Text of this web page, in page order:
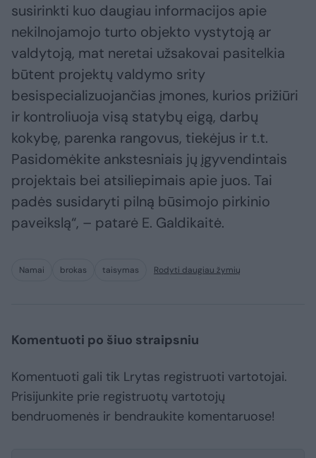
susirinkti kuo daugiau informacijos apie
nekilnojamojo turto objekto vystytoją ar
valdytoją, mat neretai užsakovai pasitelkia
būtent projektų valdymo srity
besispecializuojančias įmones, kurios prižiūri
ir kontroliuoja visą statybų eigą, darbų
kokybę, parenka rangovus, tiekėjus ir t.t.
Pasidomėkite ankstesniais jų įgyvendintais
projektais bei atsiliepimais apie juos. Tai
padės susidaryti pilną būsimojo pirkinio
paveikslą“, – patarė E. Galdikaitė.
Namai brokas taisymas Rodyti daugiau žymių
Komentuoti po šiuo straipsniu
Komentuoti gali tik Lrytas registruoti vartotojai.
Prisijunkite prie registruotų vartotojų
bendruomenės ir bendraukite komentaruose!